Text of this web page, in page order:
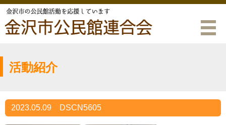
活動紹介
2023.05.09 DSCN5605